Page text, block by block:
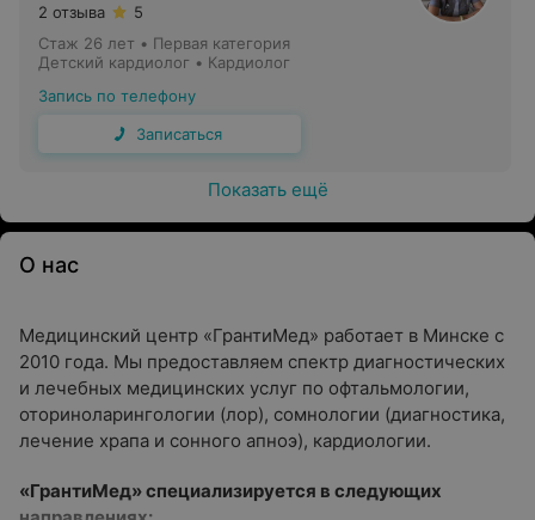
2 отзыва
5
Стаж 26 лет • Первая категория
Детский кардиолог • Кардиолог
Запись по телефону
Записаться
Показать ещё
О нас
Медицинский центр «ГрантиМед» работает в Минске с
2010 года. Мы предоставляем спектр диагностических
и лечебных медицинских услуг по офтальмологии,
оториноларингологии (лор), сомнологии (диагностика,
лечение храпа и сонного апноэ), кардиологии.
«ГрантиМед» специализируется в следующих